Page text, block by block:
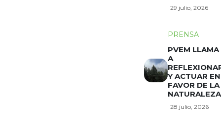
29 julio, 2026
PRENSA
PVEM LLAMA
A
Y ACTUAR EN
FAVOR DE LA
NATURALEZA
28 julio, 2026